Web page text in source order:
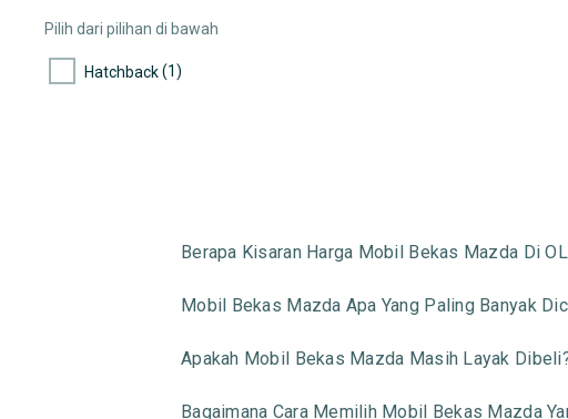
Pilih dari pilihan di bawah
Hatchback(1)
Berapa Kisaran Harga Mobil Bekas Mazda Di
Mobil Bekas Mazda Apa Yang Paling Banyak
Apakah Mobil Bekas Mazda Masih Layak
Bagaimana Cara Memilih Mobil Bekas Mazda